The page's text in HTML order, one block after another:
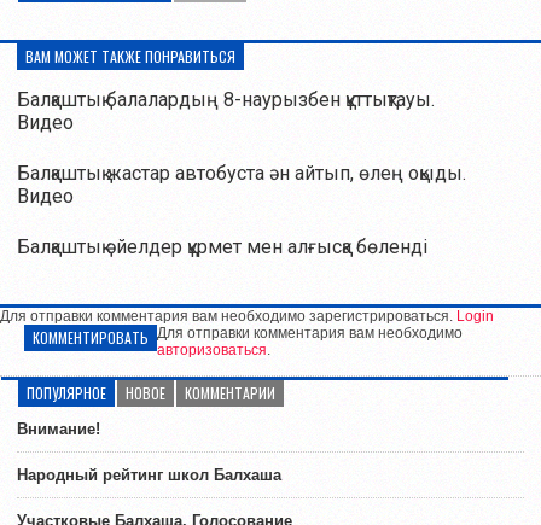
ВАМ МОЖЕТ ТАКЖЕ ПОНРАВИТЬСЯ
Балқаштық балалардың 8-наурызбен құттықтауы.
Видео
Балқаштық жастар автобуста ән айтып, өлең оқыды.
Видео
Балқаштық әйелдер құрмет мен алғысқа бөленді
Для отправки комментария вам необходимо зарегистрироваться. Login
КОММЕНТИРОВАТЬ Для отправки комментария вам необходимо
авторизоваться.
ПОПУЛЯРНОЕ НОВОЕ КОММЕНТАРИИ
Внимание!
Народный рейтинг школ Балхаша
Участковые Балхаша. Голосование